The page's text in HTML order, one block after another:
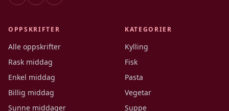
OPPSKRIFTER
Alle oppskrifter
Rask middag
Enkel middag
Billig middag
Sunne middager
KATEGORIER
Kylling
Fisk
Pasta
Vegetar
Suppe